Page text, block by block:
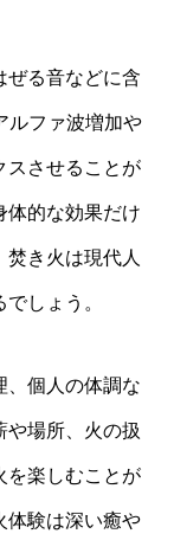
ぜる音などに含
ルファ波増加や
スさせることが
体的な効果だけ
き火は現代人
しょう。
、個人の体調な
や場所、火の扱
を楽しむことが
体験は深い癒や